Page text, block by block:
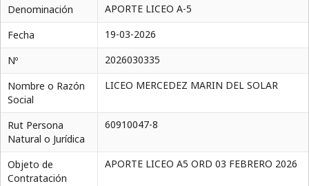
Denominación
APORTE LICEO A-5
Fecha
19-03-2026
Nº
2026030335
Nombre o Razón
Social
LICEO MERCEDEZ MARIN DEL SOLAR
Rut Persona
Natural o Jurídica
60910047-8
Objeto de
Contratación
APORTE LICEO A5 ORD 03 FEBRERO 2026